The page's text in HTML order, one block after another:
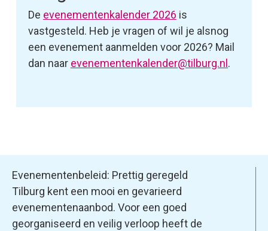
De evenementenkalender 2026 is
vastgesteld. Heb je vragen of wil je alsnog
een evenement aanmelden voor 2026? Mail
dan naar evenementenkalender@tilburg.nl .
Evenementenbeleid: Prettig geregeld
Tilburg kent een mooi en gevarieerd
evenementenaanbod. Voor een goed
georganiseerd en veilig verloop heeft de